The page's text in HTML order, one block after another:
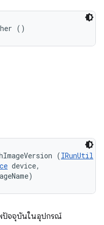
()
(IRunUtil
device,
พปัจจุบันในอุปกรณ์